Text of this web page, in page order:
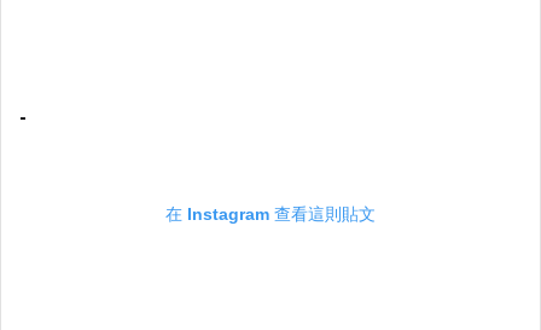
在 Instagram 查看這則貼文